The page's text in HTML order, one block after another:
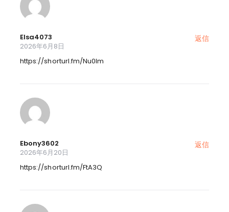
Elsa4073 返信
2026年6月8日
https://shorturl.fm/Nu0Im
Ebony3602 返信
2026年6月20日
https://shorturl.fm/FtA3Q